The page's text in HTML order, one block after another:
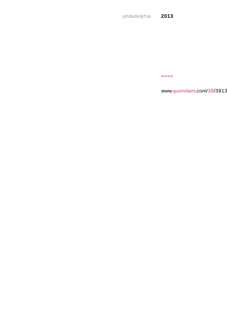
philadelphia 2013
««««
www.quondam .com/39/